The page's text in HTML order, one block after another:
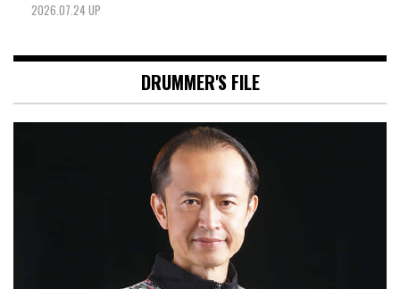
2026.07.24 UP
DRUMMER'S FILE